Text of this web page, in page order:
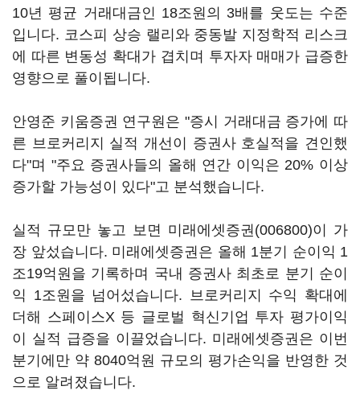
10년 평균 거래대금인 18조원의 3배를 웃도는 수준
입니다. 코스피 상승 랠리와 중동발 지정학적 리스크
에 따른 변동성 확대가 겹치며 투자자 매매가 급증한
영향으로 풀이됩니다.
안영준 키움증권 연구원은 "증시 거래대금 증가에 따
른 브로커리지 실적 개선이 증권사 호실적을 견인했
다"며 "주요 증권사들의 올해 연간 이익은 20% 이상
증가할 가능성이 있다"고 분석했습니다.
실적 규모만 놓고 보면 미래에셋증권(006800)이 가
장 앞섰습니다. 미래에셋증권은 올해 1분기 순이익 1
조19억원을 기록하며 국내 증권사 최초로 분기 순이
익 1조원을 넘어섰습니다. 브로커리지 수익 확대에
더해 스페이스X 등 글로벌 혁신기업 투자 평가이익
이 실적 급증을 이끌었습니다. 미래에셋증권은 이번
분기에만 약 8040억원 규모의 평가손익을 반영한 것
으로 알려졌습니다.